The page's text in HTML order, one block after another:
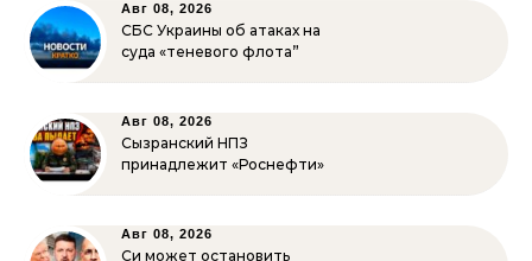
Авг 08, 2026
СБС Украины об атаках на
суда «теневого флота”
Авг 08, 2026
Сызранский НПЗ
принадлежит «Роснефти»
Авг 08, 2026
Си может остановить